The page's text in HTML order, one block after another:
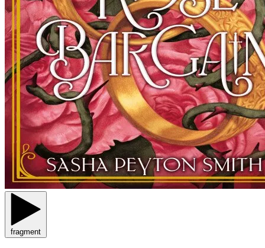
fragment